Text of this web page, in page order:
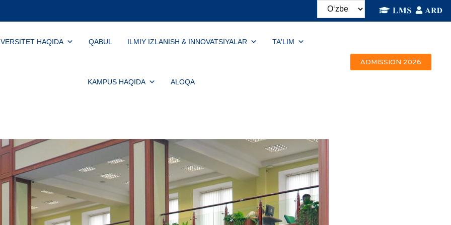
HAQIDA QABUL ILMIY IZLANISH & INNOVATSIYALAR TA'LIM
KAMPUS HAQIDA ALOQA
ADMISSION 2026